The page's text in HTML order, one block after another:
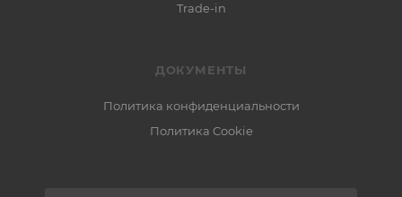
Trade-in
ДОКУМЕНТЫ
Политика конфиденциальности
Политика Cookie